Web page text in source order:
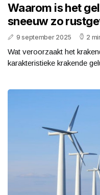
Waarom is het
sneeuw zo
9 september 2025 2
Wat veroorzaakt het
karakteristieke krakende